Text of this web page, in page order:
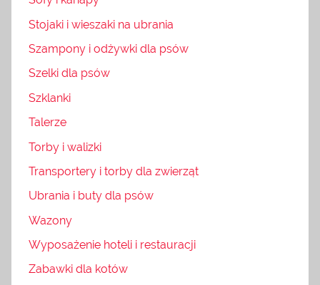
Stojaki i wieszaki na ubrania
Szampony i odżywki dla psów
Szelki dla psów
Szklanki
Talerze
Torby i walizki
Transportery i torby dla zwierząt
Ubrania i buty dla psów
Wazony
Wyposażenie hoteli i restauracji
Zabawki dla kotów